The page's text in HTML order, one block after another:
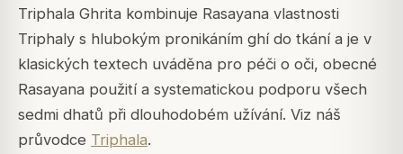
Triphala Ghrita kombinuje Rasayana vlastnosti
Triphaly s hlubokým pronikáním ghí do tkání a je v
klasických textech uváděna pro péči o oči, obecné
Rasayana použití a systematickou podporu všech
sedmi dhatů při dlouhodobém užívání. Viz náš
průvodce Triphala.